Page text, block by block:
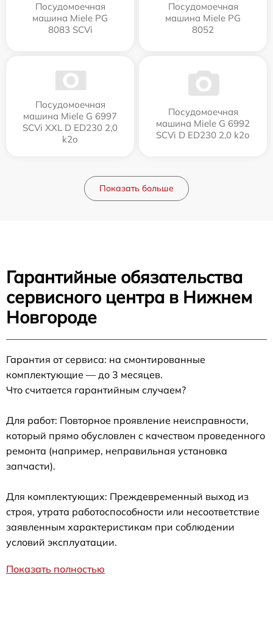
Посудомоечная
машина Miele PG
8083 SCVi
Посудомоечная
машина Miele PG
8052
Посудомоечная
машина Miele G 6997
SCVi XXL D ED230 2,0
k2o
Посудомоечная
машина Miele G 6992
SCVi D ED230 2,0 k2o
Показать больше
Гарантийные обязательства
сервисного центра в Нижнем
Новгороде
Гарантия от сервиса: на смонтированные
комплектующие — до 3 месяцев.
Что считается гарантийным случаем?
Для работ: Повторное проявление неисправности,
который прямо обусловлен с качеством проведенного
ремонта (например, неправильная установка
запчасти).
Для комплектующих: Преждевременный выход из
строя, утрата работоспособности или несоответствие
заявленным характеристикам при соблюдении
условий эксплуатации.
Показать полностью